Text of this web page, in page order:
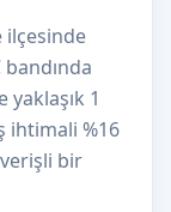
ilçesinde
bandında
1
ihtimali %16
bir